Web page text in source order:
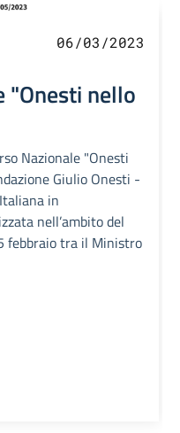
06/03/2023
"Onesti nello
Nazionale "Onesti
Giulio Onesti -
in
nell’ambito del
febbraio tra il Ministro